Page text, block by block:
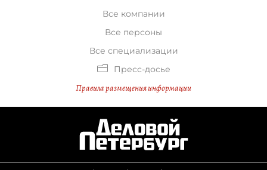
Все компании
Все персоны
Все специализации
Пресс-досье
Правила размещения информации